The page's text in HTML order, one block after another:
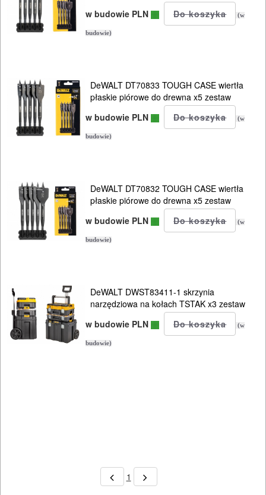
w budowie PLN
(w
budowie)
DeWALT DT70833 TOUGH CASE wiertła
płaskie piórowe do drewna x5 zestaw
w budowie PLN
(w
budowie)
DeWALT DT70832 TOUGH CASE wiertła
płaskie piórowe do drewna x5 zestaw
w budowie PLN
(w
budowie)
DeWALT DWST83411-1 skrzynia
narzędziowa na kołach TSTAK x3 zestaw
w budowie PLN
(w
budowie)
1